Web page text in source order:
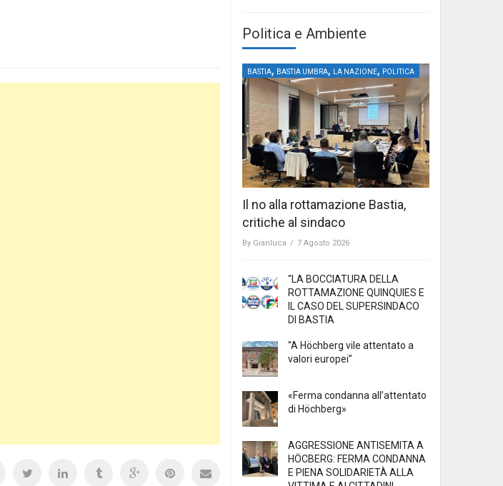
Politica e Ambiente
BASTIA, BASTIA UMBRA, LA NAZIONE, POLITICA
Il no alla rottamazione Bastia,
critiche al sindaco
By Gianluca / 7 Agosto 2026
“LA BOCCIATURA DELLA
ROTTAMAZIONE QUINQUIES E
IL CASO DEL SUPERSINDACO
DI BASTIA
“A Höchberg vile attentato a
valori europei”
«Ferma condanna all’attentato
di Höchberg»
AGGRESSIONE ANTISEMITA A
HÖCBERG: FERMA CONDANNA
E PIENA SOLIDARIETÀ ALLA